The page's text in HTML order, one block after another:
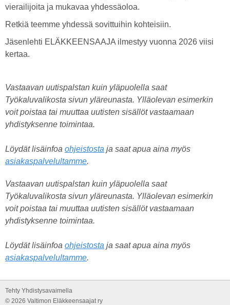
vierailijoita ja mukavaa yhdessäoloa.
Retkiä teemme yhdessä sovittuihin kohteisiin.
Jäsenlehti ELÄKKEENSAAJA ilmestyy vuonna 2026 viisi
kertaa.
Vastaavan uutispalstan kuin yläpuolella saat
Työkaluvalikosta sivun yläreunasta. Ylläolevan esimerkin
voit poistaa tai muuttaa uutisten sisällöt vastaamaan
yhdistyksenne toimintaa.
Löydät lisäinfoa ohjeistosta ja saat apua aina myös
asiakaspalvelultamme.
Vastaavan uutispalstan kuin yläpuolella saat
Työkaluvalikosta sivun yläreunasta. Ylläolevan esimerkin
voit poistaa tai muuttaa uutisten sisällöt vastaamaan
yhdistyksenne toimintaa.
Löydät lisäinfoa ohjeistosta ja saat apua aina myös
asiakaspalvelultamme.
Tehty Yhdistysavaimella
© 2026 Valtimon Eläkkeensaajat ry